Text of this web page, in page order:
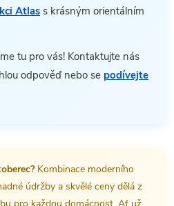
Atlass krásným orientálním
tu pro vás! Kontaktujte nás
odpověď nebo se podívejte
Kombinace moderního
údržby a skvělé ceny dělá z